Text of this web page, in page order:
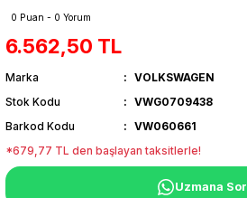
0 Puan - 0 Yorum
6.562,50 TL
Marka
VOLKSWAGEN
Stok Kodu
VWG0709438
Barkod Kodu
VW060661
*679,77 TL den başlayan taksitlerle!
Uzmana Sor